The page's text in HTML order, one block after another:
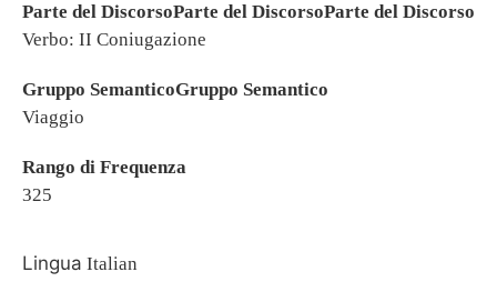
Parte del DiscorsoParte del DiscorsoParte del Discorso
Verbo: II Coniugazione
Gruppo SemanticoGruppo Semantico
Viaggio
Rango di Frequenza
325
Lingua Italian